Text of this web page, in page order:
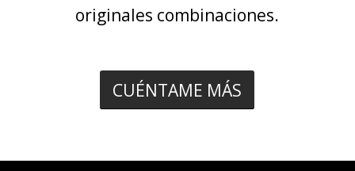
originales combinaciones.
CUÉNTAME MÁS